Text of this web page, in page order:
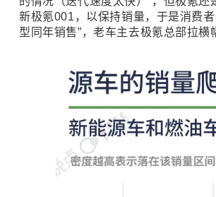
新极氪001，以保持销量，于是消费者
型同年销售”，老车主去极氪总部拉横